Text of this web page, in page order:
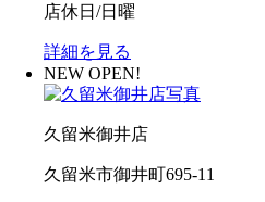
店休日/日曜
詳細を見る
NEW OPEN!
久留米御井店
久留米市御井町695-11